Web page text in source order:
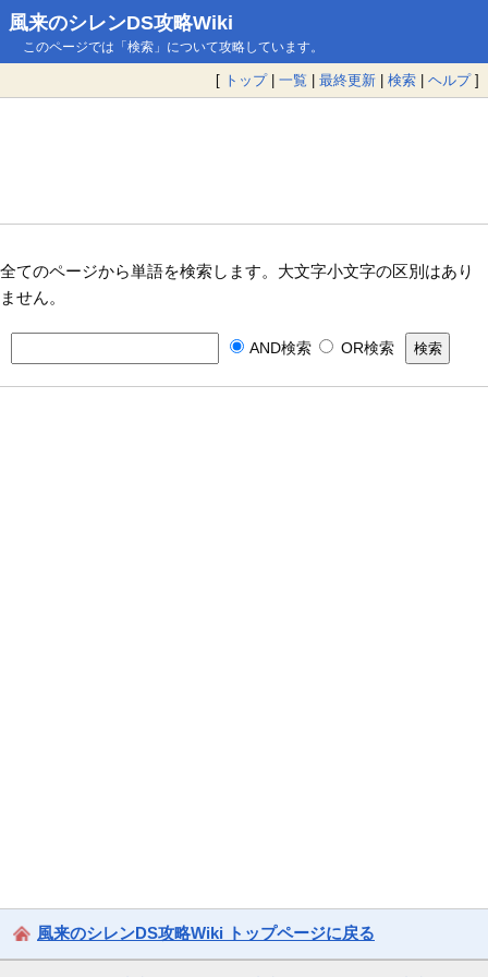
風来のシレンDS攻略Wiki
このページでは「検索」について攻略しています。
[ トップ| 一覧 | 最終更新 | 検索 | ヘルプ]
全てのページから単語を検索します。大文字小文字の区別はあり
ません。
AND検索 OR検索
風来のシレンDS攻略Wiki トップページに戻る